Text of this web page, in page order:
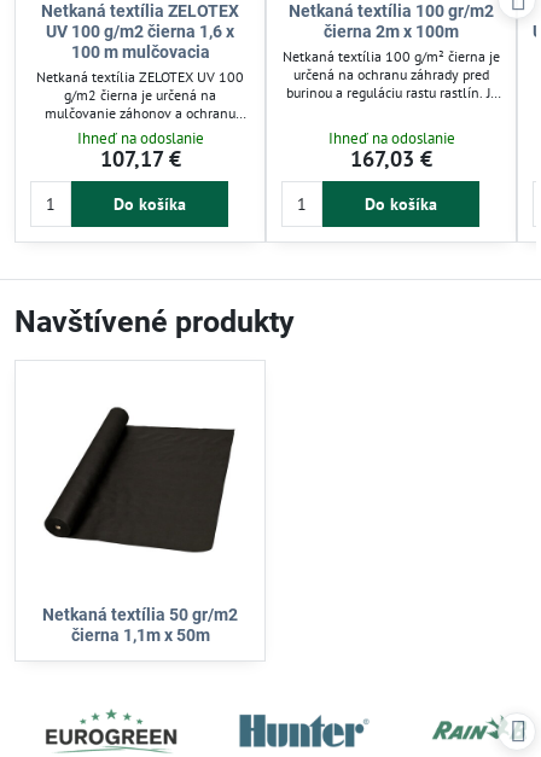
Netkaná textília ZELOTEX
UV 100 g/m2 čierna 1,6 x
100 m mulčovacia
Netkaná textília ZELOTEX UV 100
g/m2 čierna je určená na
mulčovanie záhonov a ochranu
sadeníc. Efektívne bráni prerastaniu
buriny, zároveň prepúšťa vzduch a
vlhkosť. Je vhodná pre záhradkárov,
ktorí chcú zlepšiť rast rastlín a znížiť
údržbu záhrady. Jednoduchá na
Ihneď na odoslanie
107,17 €
Do košíka
Netkaná textília 100 gr/m2
čierna 2m x 100m
Netkaná textília 100 g/m² čierna je
určená na ochranu záhrady pred
burinou a reguláciu rastu rastlín. Je
koreňový systém. Vhodná pre
záhradné záhony, skleníky a
pestovanie rastlín. Znižuje potrebu
chemickej ochrany a šetrí čas pri
Ihneď na odoslanie
167,03 €
Do košíka
Navštívené produkty
Netkaná textília 50 gr/m2
čierna 1,1m x 50m